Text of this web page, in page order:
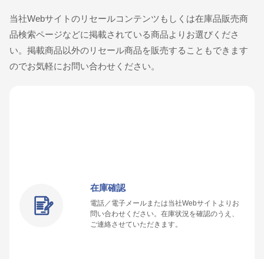
当社Webサイトのリセールコンテンツもしくは在庫品販売商
品検索ページなどに掲載されている商品よりお選びくださ
い。掲載商品以外のリセール商品を販売することもできます
のでお気軽にお問い合わせください。
在庫確認
電話／電子メールまたは当社Webサイトよりお
問い合わせください。在庫状況を確認のうえ、
ご連絡させていただきます。